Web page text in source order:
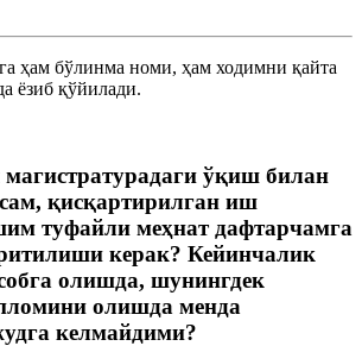
ҳам бўлинма номи, ҳам ходимни қайта
ёзиб қўйилади.
ўқиш билан
қисқартирилган иш
туфайли меҳнат дафтарчамга
керак? Кейинчалик
олишда, шунингдек
олишда менда
келмайдими?